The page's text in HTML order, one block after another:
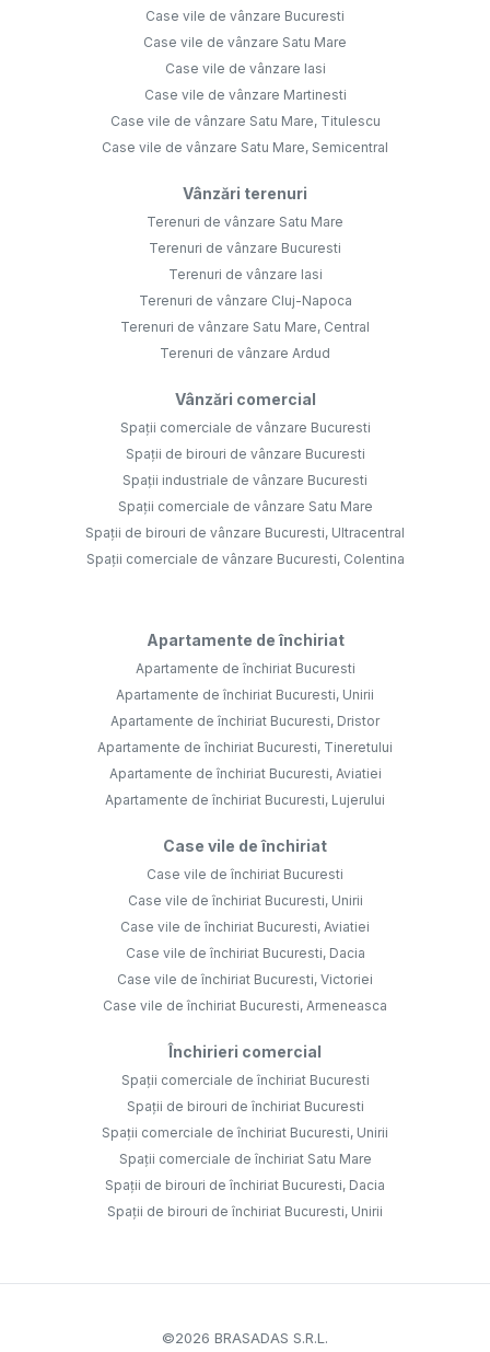
Case vile de vânzare Bucuresti
Case vile de vânzare Satu Mare
Case vile de vânzare Iasi
Case vile de vânzare Martinesti
Case vile de vânzare Satu Mare, Titulescu
Case vile de vânzare Satu Mare, Semicentral
Vânzări terenuri
Terenuri de vânzare Satu Mare
Terenuri de vânzare Bucuresti
Terenuri de vânzare Iasi
Terenuri de vânzare Cluj-Napoca
Terenuri de vânzare Satu Mare, Central
Terenuri de vânzare Ardud
Vânzări comercial
Spații comerciale de vânzare Bucuresti
Spații de birouri de vânzare Bucuresti
Spații industriale de vânzare Bucuresti
Spații comerciale de vânzare Satu Mare
Spații de birouri de vânzare Bucuresti, Ultracentral
Spații comerciale de vânzare Bucuresti, Colentina
Apartamente de închiriat
Apartamente de închiriat Bucuresti
Apartamente de închiriat Bucuresti, Unirii
Apartamente de închiriat Bucuresti, Dristor
Apartamente de închiriat Bucuresti, Tineretului
Apartamente de închiriat Bucuresti, Aviatiei
Apartamente de închiriat Bucuresti, Lujerului
Case vile de închiriat
Case vile de închiriat Bucuresti
Case vile de închiriat Bucuresti, Unirii
Case vile de închiriat Bucuresti, Aviatiei
Case vile de închiriat Bucuresti, Dacia
Case vile de închiriat Bucuresti, Victoriei
Case vile de închiriat Bucuresti, Armeneasca
Închirieri comercial
Spații comerciale de închiriat Bucuresti
Spații de birouri de închiriat Bucuresti
Spații comerciale de închiriat Bucuresti, Unirii
Spații comerciale de închiriat Satu Mare
Spații de birouri de închiriat Bucuresti, Dacia
Spații de birouri de închiriat Bucuresti, Unirii
©2026 BRASADAS S.R.L.